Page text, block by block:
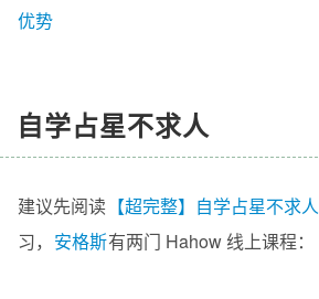
优势
自学占星不求人
建议先阅读 【超完整】自学占星不求人
习， 安格斯有两门 Hahow 线上课程：